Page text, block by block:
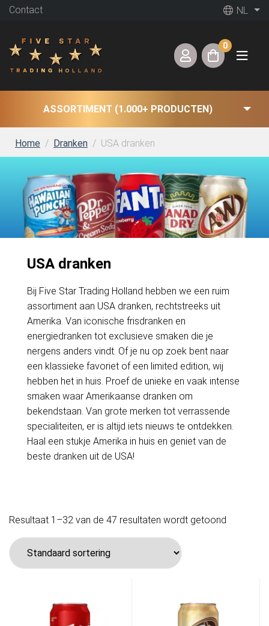
Contact NL
0
ASSORTIMENT (1.000+ PRODUCTEN)
Home Dranken USA dranken
USA dranken
Bij Five Star Trading Holland hebben we een ruim
assortiment aan USA dranken, rechtstreeks uit
Amerika. Van iconische frisdranken en
energiedranken tot exclusieve smaken die je
nergens anders vindt. Of je nu op zoek bent naar
een klassieke favoriet of een limited edition, wij
hebben het in huis. Proef de unieke en vaak intense
smaken waar Amerikaanse dranken om
bekendstaan. Van grote merken tot verrassende
specialiteiten, er is altijd iets nieuws te ontdekken.
Haal een stukje Amerika in huis en geniet van de
beste dranken uit de USA!
Resultaat 1–32 van de 47 resultaten wordt getoond